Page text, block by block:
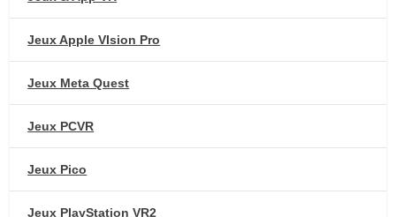
Jeux Apple VIsion Pro
Jeux Meta Quest
Jeux PCVR
Jeux Pico
Jeux PlayStation VR2